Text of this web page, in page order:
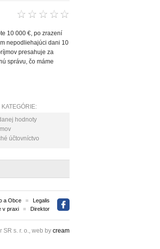
10 000 €, po zrazení
nepodliehajúci dani 10
presahuje za
správu, čo máme
hodnoty
účtovníctvo
a Obce
Legalis
v praxi Direktor
s. r. o., web by cream